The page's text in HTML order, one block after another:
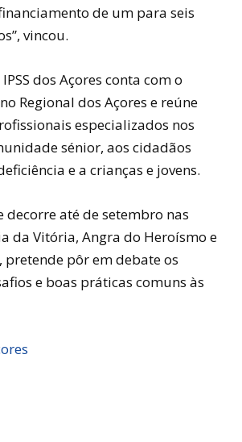
de um para seis
vincou.
dos Açores conta com o
Regional dos Açores e reúne
especializados nos
sénior, aos cidadãos
e a crianças e jovens.
decorre até de setembro nas
da Vitória, Angra do Heroísmo e
pretende pôr em debate os
e boas práticas comuns às